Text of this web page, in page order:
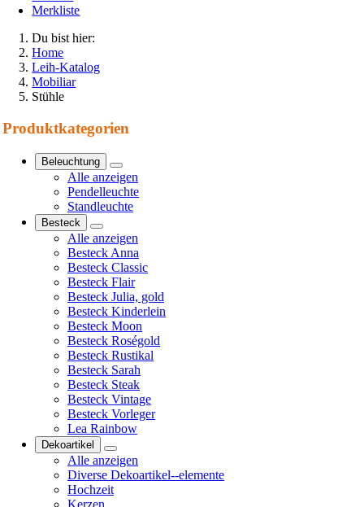
Merkliste
Du bist hier:
Home
Leih-Katalog
Mobiliar
Stühle
Produkt­kategorien
Beleuchtung
Alle anzeigen
Pendelleuchte
Standleuchte
Besteck
Alle anzeigen
Besteck Anna
Besteck Classic
Besteck Flair
Besteck Julia, gold
Besteck Kinderlein
Besteck Moon
Besteck Roségold
Besteck Rustikal
Besteck Sarah
Besteck Steak
Besteck Vintage
Besteck Vorleger
Lea Rainbow
Dekoartikel
Alle anzeigen
Diverse Dekoartikel--elemente
Hochzeit
Kerzen